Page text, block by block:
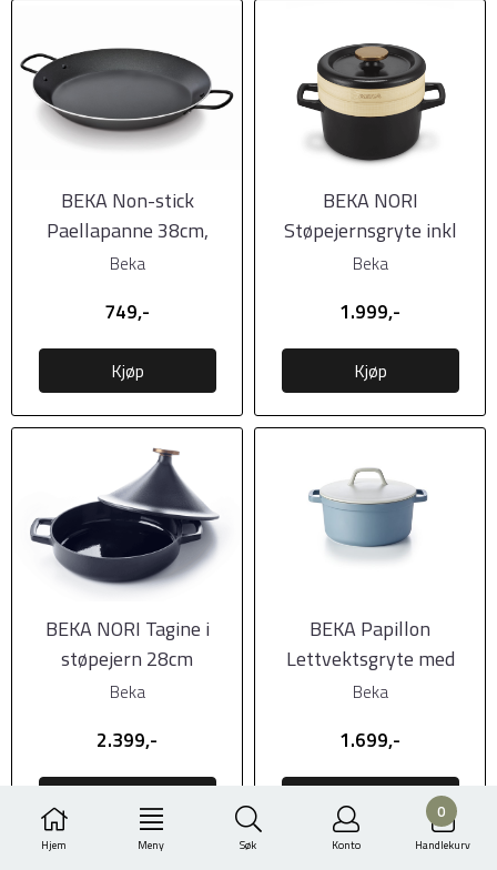
Hjem Meny Søk Konto
0
Handlekurv
BEKA Non-stick
Paellapanne 38cm,
keramisk belegg
Beka
749,-
Kjøp
BEKA NORI
Støpejernsgryte inkl
dampsett i bambus,
Beka
1.999,-
Kjøp
BEKA NORI Tagine i
støpejern 28cm
Beka
2.399,-
BEKA Papillon
Lettvektsgryte med
keramisk belegg, 28cm,
Beka
1.699,-